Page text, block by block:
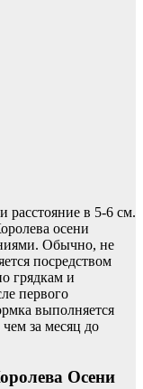
расстояние в 5-6 см.
осени
Обычно, не
посредством
грядкам и
первого
выполняется
за месяц до
Осени